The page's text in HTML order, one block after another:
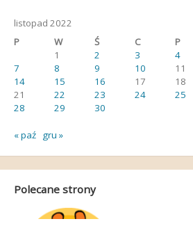
listopad 2022
P
W Ś C P
1
2 3 4
7
8 9 10 11
14
15 16 17 18
21
22 23 24 25
28
29 30
« paź gru »
Polecane strony